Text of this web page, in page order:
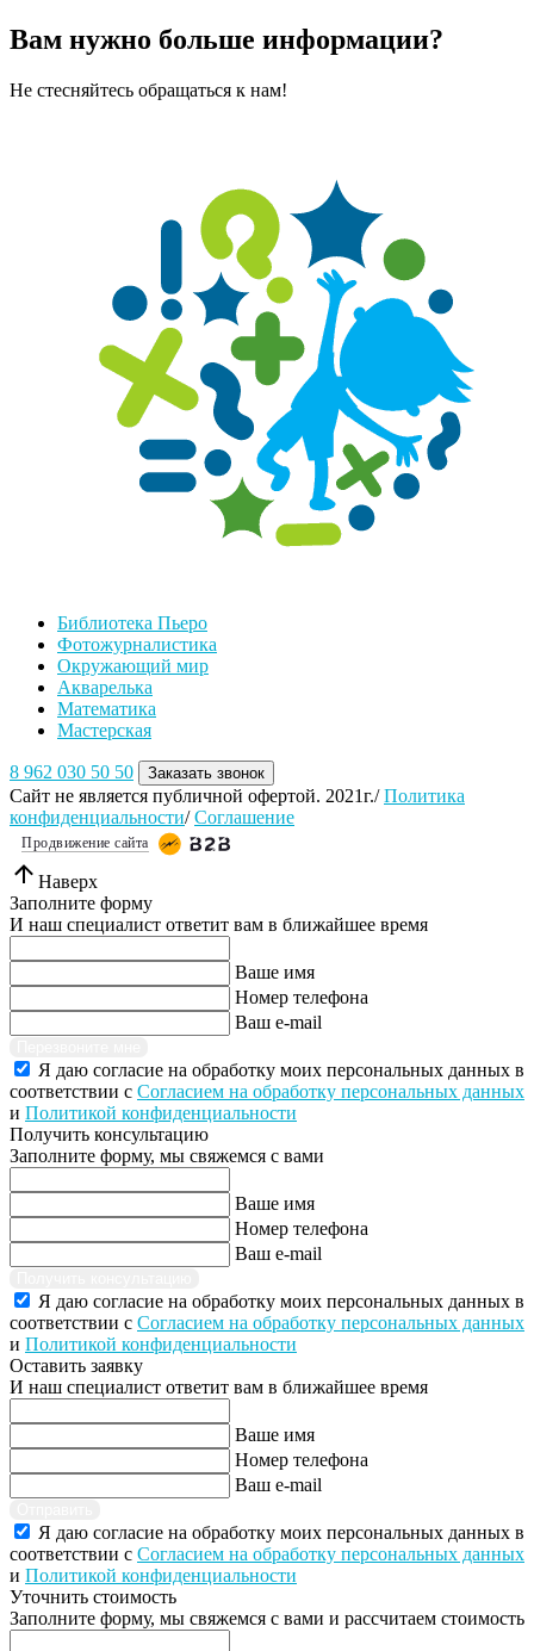
Вам нужно больше информации?
Не стесняйтесь обращаться к нам!
Библиотека Пьеро
Фотожурналистика
Окружающий мир
Акварелька
Математика
Мастерская
8 962 030 50 50 Заказать звонок
Сайт не является публичной офертой. 2021г./Политика
конфиденциальности/ Соглашение
Продвижение сайта
Наверх
Заполните форму
И наш специалист ответит вам в ближайшее время
Ваше имя
Номер телефона
Ваш e-mail
Я даю согласие на обработку моих персональных данных в
соответствии с Согласием на обработку персональных данных
и Политикой конфиденциальности
Получить консультацию
Заполните форму, мы свяжемся с вами
Ваше имя
Номер телефона
Ваш e-mail
Я даю согласие на обработку моих персональных данных в
соответствии с Согласием на обработку персональных данных
и Политикой конфиденциальности
Оставить заявку
И наш специалист ответит вам в ближайшее время
Ваше имя
Номер телефона
Ваш e-mail
Я даю согласие на обработку моих персональных данных в
соответствии с Согласием на обработку персональных данных
и Политикой конфиденциальности
Уточнить стоимость
Заполните форму, мы свяжемся с вами и рассчитаем стоимость